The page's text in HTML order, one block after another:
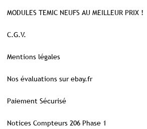
MODULES TEMIC NEUFS AU MEILLEUR PRIX !
C.G.V.
Mentions légales
Nos évaluations sur ebay.fr
Paiement Sécurisé
Notices Compteurs 206 Phase 1